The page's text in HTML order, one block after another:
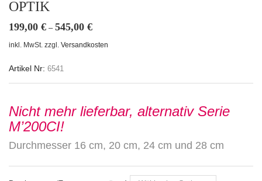
OPTIK
199,00 € – 545,00 €
inkl. MwSt. zzgl. Versandkosten
Artikel Nr: 6541
Nicht mehr lieferbar, alternativ Serie
M’200CI!
Durchmesser 16 cm, 20 cm, 24 cm und 28 cm